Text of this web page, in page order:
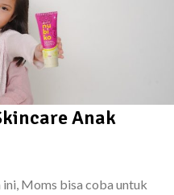
Anak
Moms bisa coba untuk